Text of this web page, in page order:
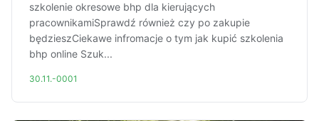
szkolenie okresowe bhp dla kierujących
pracownikamiSprawdź również czy po zakupie
będzieszCiekawe infromacje o tym jak kupić szkolenia
bhp online Szuk...
30.11.-0001